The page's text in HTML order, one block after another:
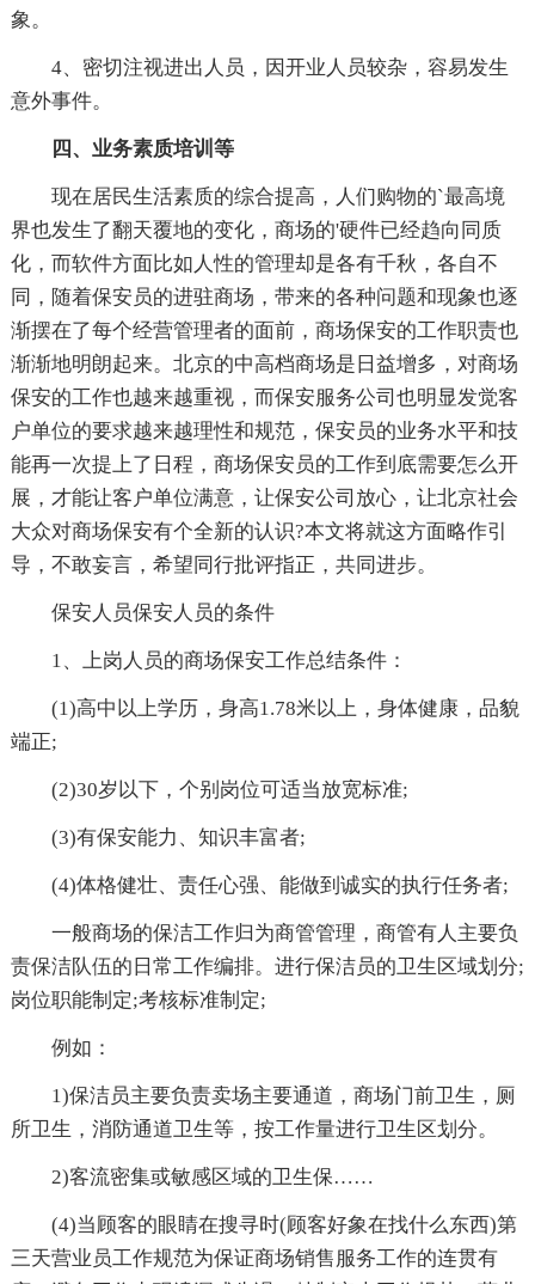
象。
4、密切注视进出人员，因开业人员较杂，容易发生
意外事件。
四、业务素质培训等
现在居民生活素质的综合提高，人们购物的`最高境
界也发生了翻天覆地的变化，商场的'硬件已经趋向同质
化，而软件方面比如人性的管理却是各有千秋，各自不
同，随着保安员的进驻商场，带来的各种问题和现象也逐
渐摆在了每个经营管理者的面前，商场保安的工作职责也
渐渐地明朗起来。北京的中高档商场是日益增多，对商场
保安的工作也越来越重视，而保安服务公司也明显发觉客
户单位的要求越来越理性和规范，保安员的业务水平和技
能再一次提上了日程，商场保安员的工作到底需要怎么开
展，才能让客户单位满意，让保安公司放心，让北京社会
大众对商场保安有个全新的认识?本文将就这方面略作引
导，不敢妄言，希望同行批评指正，共同进步。
保安人员保安人员的条件
1、上岗人员的商场保安工作总结条件：
(1)高中以上学历，身高1.78米以上，身体健康，品貌
端正;
(2)30岁以下，个别岗位可适当放宽标准;
(3)有保安能力、知识丰富者;
(4)体格健壮、责任心强、能做到诚实的执行任务者;
一般商场的保洁工作归为商管管理，商管有人主要负
责保洁队伍的日常工作编排。进行保洁员的卫生区域划分;
岗位职能制定;考核标准制定;
例如：
1)保洁员主要负责卖场主要通道，商场门前卫生，厕
所卫生，消防通道卫生等，按工作量进行卫生区划分。
2)客流密集或敏感区域的卫生保……
(4)当顾客的眼睛在搜寻时(顾客好象在找什么东西)第
三天营业员工作规范为保证商场销售服务工作的连贯有